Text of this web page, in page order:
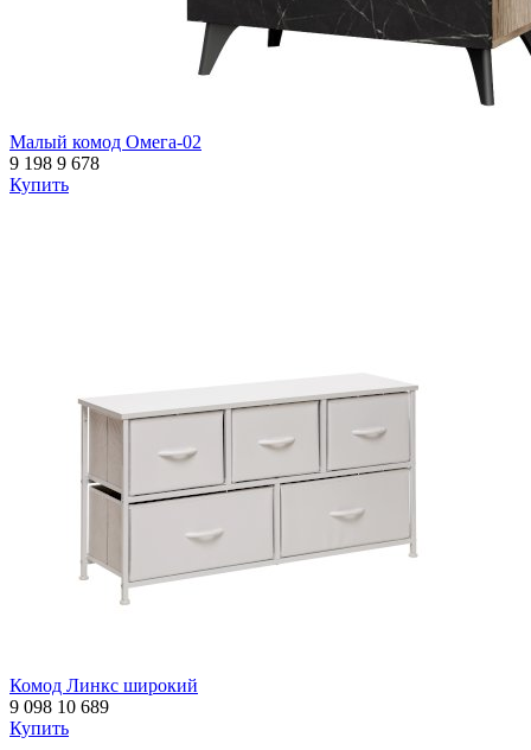
Малый комод Омега-02
9 198 9 678
Купить
Комод Линкс широкий
9 098 10 689
Купить